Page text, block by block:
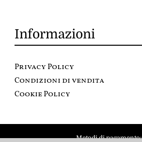
Informazioni
Privacy Policy
Condizioni di vendita
Cookie Policy
Metodi di pagamento: